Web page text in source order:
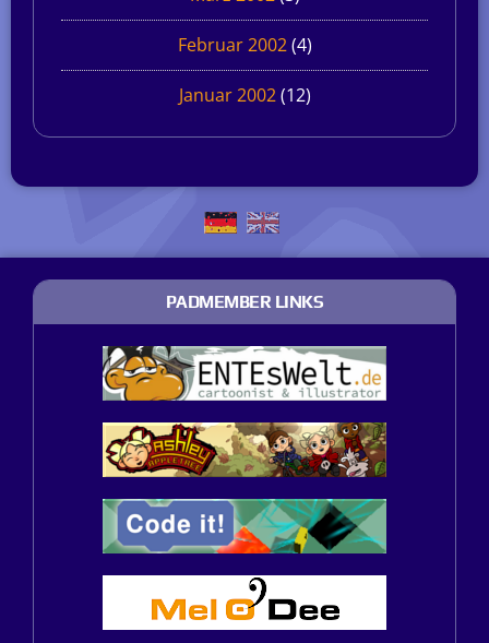
Februar 2002(4)
Januar 2002(12)
PADMEMBER LINKS